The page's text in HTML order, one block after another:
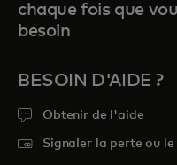
chaque fois que
besoin
BESOIN D'AIDE ?
Obtenir de l'aide
Signaler la perte ou